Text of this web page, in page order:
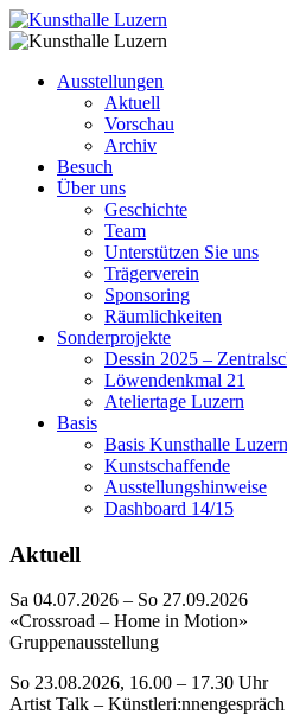
Ausstellungen
Aktuell
Vorschau
Archiv
Besuch
Über uns
Geschichte
Team
Unterstützen Sie uns
Trägerverein
Sponsoring
Räumlichkeiten
Sonderprojekte
Dessin 2025 –
Löwendenkmal 21
Ateliertage Luzern
Basis
Basis Kunsthalle Luzern
Kunstschaffende
Ausstellungshinweise
Dashboard 14/15
Aktuell
Sa 04.07.2026 – So 27.09.2026
«Crossroad – Home in Motion»
Gruppenausstellung
So 23.08.2026, 16.00 – 17.30 Uhr
Artist Talk – Künstleri:nnengespräch